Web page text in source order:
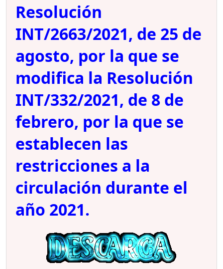
Resolución
INT/2663/2021, de 25 de
agosto, por la que se
modifica la Resolución
INT/332/2021, de 8 de
febrero, por la que se
establecen las
restricciones a la
circulación durante el
año 2021.